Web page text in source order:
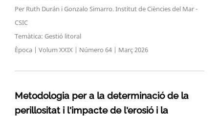
Per Ruth Durán i Gonzalo Simarro. Institut de Ciències del Mar -
CSIC
Temàtica: Gestió litoral
Època | Volum XXIX | Número 64 | Març 2026
Metodologia per a la determinació de la
perillositat i l'impacte de l'erosió i la